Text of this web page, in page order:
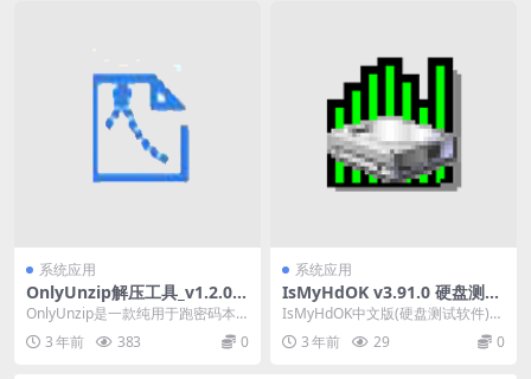
系统应用
OnlyUnzip解压工具_v1.2.0
一款纯用于跑密码本的解压工
具便携版
OnlyUnzip是一款纯用于跑密码本
的解压工具，类似于UZIP，解压功
能基于7...
3 年前 383 0
系统应用
IsMyHdOK v3.91.0 硬盘测试
软件，硬盘基准测试工具，中
文汉化版
IsMyHdOK中文版(硬盘测试软件)是
一款硬盘基准测试工具,用于检测SS
D及H...
3 年前 29 0